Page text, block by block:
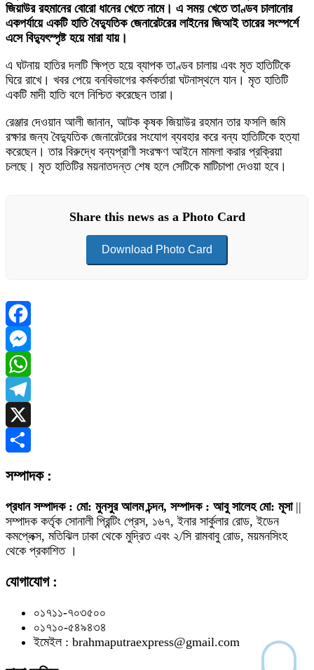
জিয়াউর রহমানের বোরো ধানের খেতে নামে। এ সময় খেতে তাণ্ডব চালানোর
একপর্যায়ে একটি হাতি বৈদ্যুতিক জেনারেটরের লাইনের জিআই তারের সংস্পর্শে
এসে বিদ্যুৎস্পৃষ্ট হয়ে মারা যায়।
এ ঘটনায় হাতির দলটি ক্ষিপ্ত হয়ে ব্যাপক তাণ্ডব চালায় এবং মৃত হাতিটিকে
ঘিরে রাখে। খবর পেয়ে বনবিভাগের কর্মকর্তারা ঘটনাস্থলে যান। মৃত হাতিটি
একটি মাদী হাতি বলে নিশ্চিত করেছেন তারা।
রেঞ্জার দেওয়ান আলী জানান, আটক কৃষক জিয়াউর রহমান তার ফসলি জমি
রক্ষার জন্য বৈদ্যুতিক জেনারেটরের সংযোগ ব্যবহার করে বন্য হাতিটিকে হত্যা
করেছেন। তার বিরুদ্ধে বন্যপ্রাণী সংরক্ষণ আইনে মামলা করার প্রক্রিয়া
চলছে। মৃত হাতিটির ময়নাতদন্ত শেষ হলে সেটিকে মাটিচাপা দেওয়া হবে।
Share this news as a Photo Card
Download Photo Card
Facebook
Messenger
WhatsApp
Telegram
X
সম্পাদক :
প্রধান সম্পাদক : মো: মুনসুর আলম চন্দন, সম্পাদক : আবু সালেহ মো: মূসা||
সম্পাদক কর্তৃক সোনালী প্রিন্টিং প্রেস, ১৬৭, ইনার সার্কুলার রোড, ইডেন
কমপ্লেক্স, মতিঝিল ঢাকা থেকে মুদ্রিত এবং ২/সি রামবাবু রোড, ময়মনসিংহ
থেকে প্রকাশিত ।
যোগাযোগ :
০১৭১১-৭০৩৫০০
০১৭১০-৫৪৯৪৩৪
ইমেইল : brahmaputraexpress@gmail.com